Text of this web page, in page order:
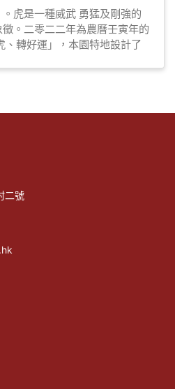
。虎是一種威武 勇猛及剛強的
。二零二二年為農曆壬寅年的
、轉好運」，本園特地設計了
二號